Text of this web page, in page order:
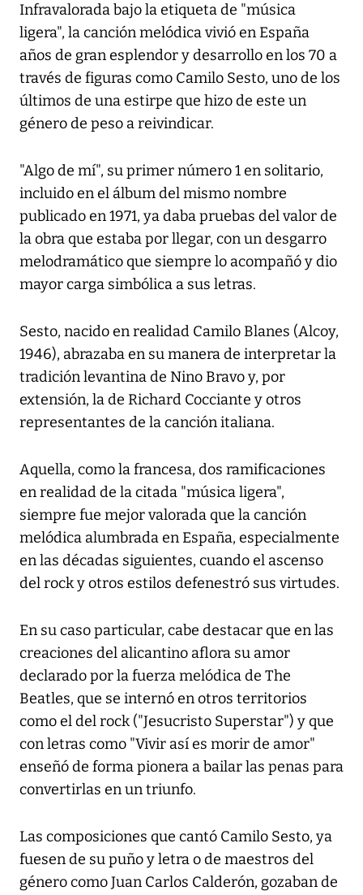
Infravalorada bajo la etiqueta de "música
ligera", la canción melódica vivió en España
años de gran esplendor y desarrollo en los 70 a
través de figuras como Camilo Sesto, uno de los
últimos de una estirpe que hizo de este un
género de peso a reivindicar.
"Algo de mí", su primer número 1 en solitario,
incluido en el álbum del mismo nombre
publicado en 1971, ya daba pruebas del valor de
la obra que estaba por llegar, con un desgarro
melodramático que siempre lo acompañó y dio
mayor carga simbólica a sus letras.
Sesto, nacido en realidad Camilo Blanes (Alcoy,
1946), abrazaba en su manera de interpretar la
tradición levantina de Nino Bravo y, por
extensión, la de Richard Cocciante y otros
representantes de la canción italiana.
Aquella, como la francesa, dos ramificaciones
en realidad de la citada "música ligera",
siempre fue mejor valorada que la canción
melódica alumbrada en España, especialmente
en las décadas siguientes, cuando el ascenso
del rock y otros estilos defenestró sus virtudes.
En su caso particular, cabe destacar que en las
creaciones del alicantino aflora su amor
declarado por la fuerza melódica de The
Beatles, que se internó en otros territorios
como el del rock ("Jesucristo Superstar") y que
con letras como "Vivir así es morir de amor"
enseñó de forma pionera a bailar las penas para
convertirlas en un triunfo.
Las composiciones que cantó Camilo Sesto, ya
fuesen de su puño y letra o de maestros del
género como Juan Carlos Calderón, gozaban de